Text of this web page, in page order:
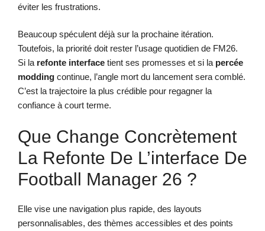
éviter les frustrations.
Beaucoup spéculent déjà sur la prochaine itération.
Toutefois, la priorité doit rester l’usage quotidien de FM26.
Si la refonte interface tient ses promesses et si la percée
modding continue, l’angle mort du lancement sera comblé.
C’est la trajectoire la plus crédible pour regagner la
confiance à court terme.
Que Change Concrètement
La Refonte De L’interface De
Football Manager 26 ?
Elle vise une navigation plus rapide, des layouts
personnalisables, des thèmes accessibles et des points